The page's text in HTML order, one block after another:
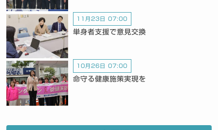
11月23日 07:00
単身者支援で意見交換
10月26日 07:00
命守る健康施策実現を